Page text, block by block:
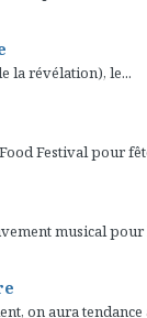
la révélation), le...
Festival pour
musical pour
on aura tendance